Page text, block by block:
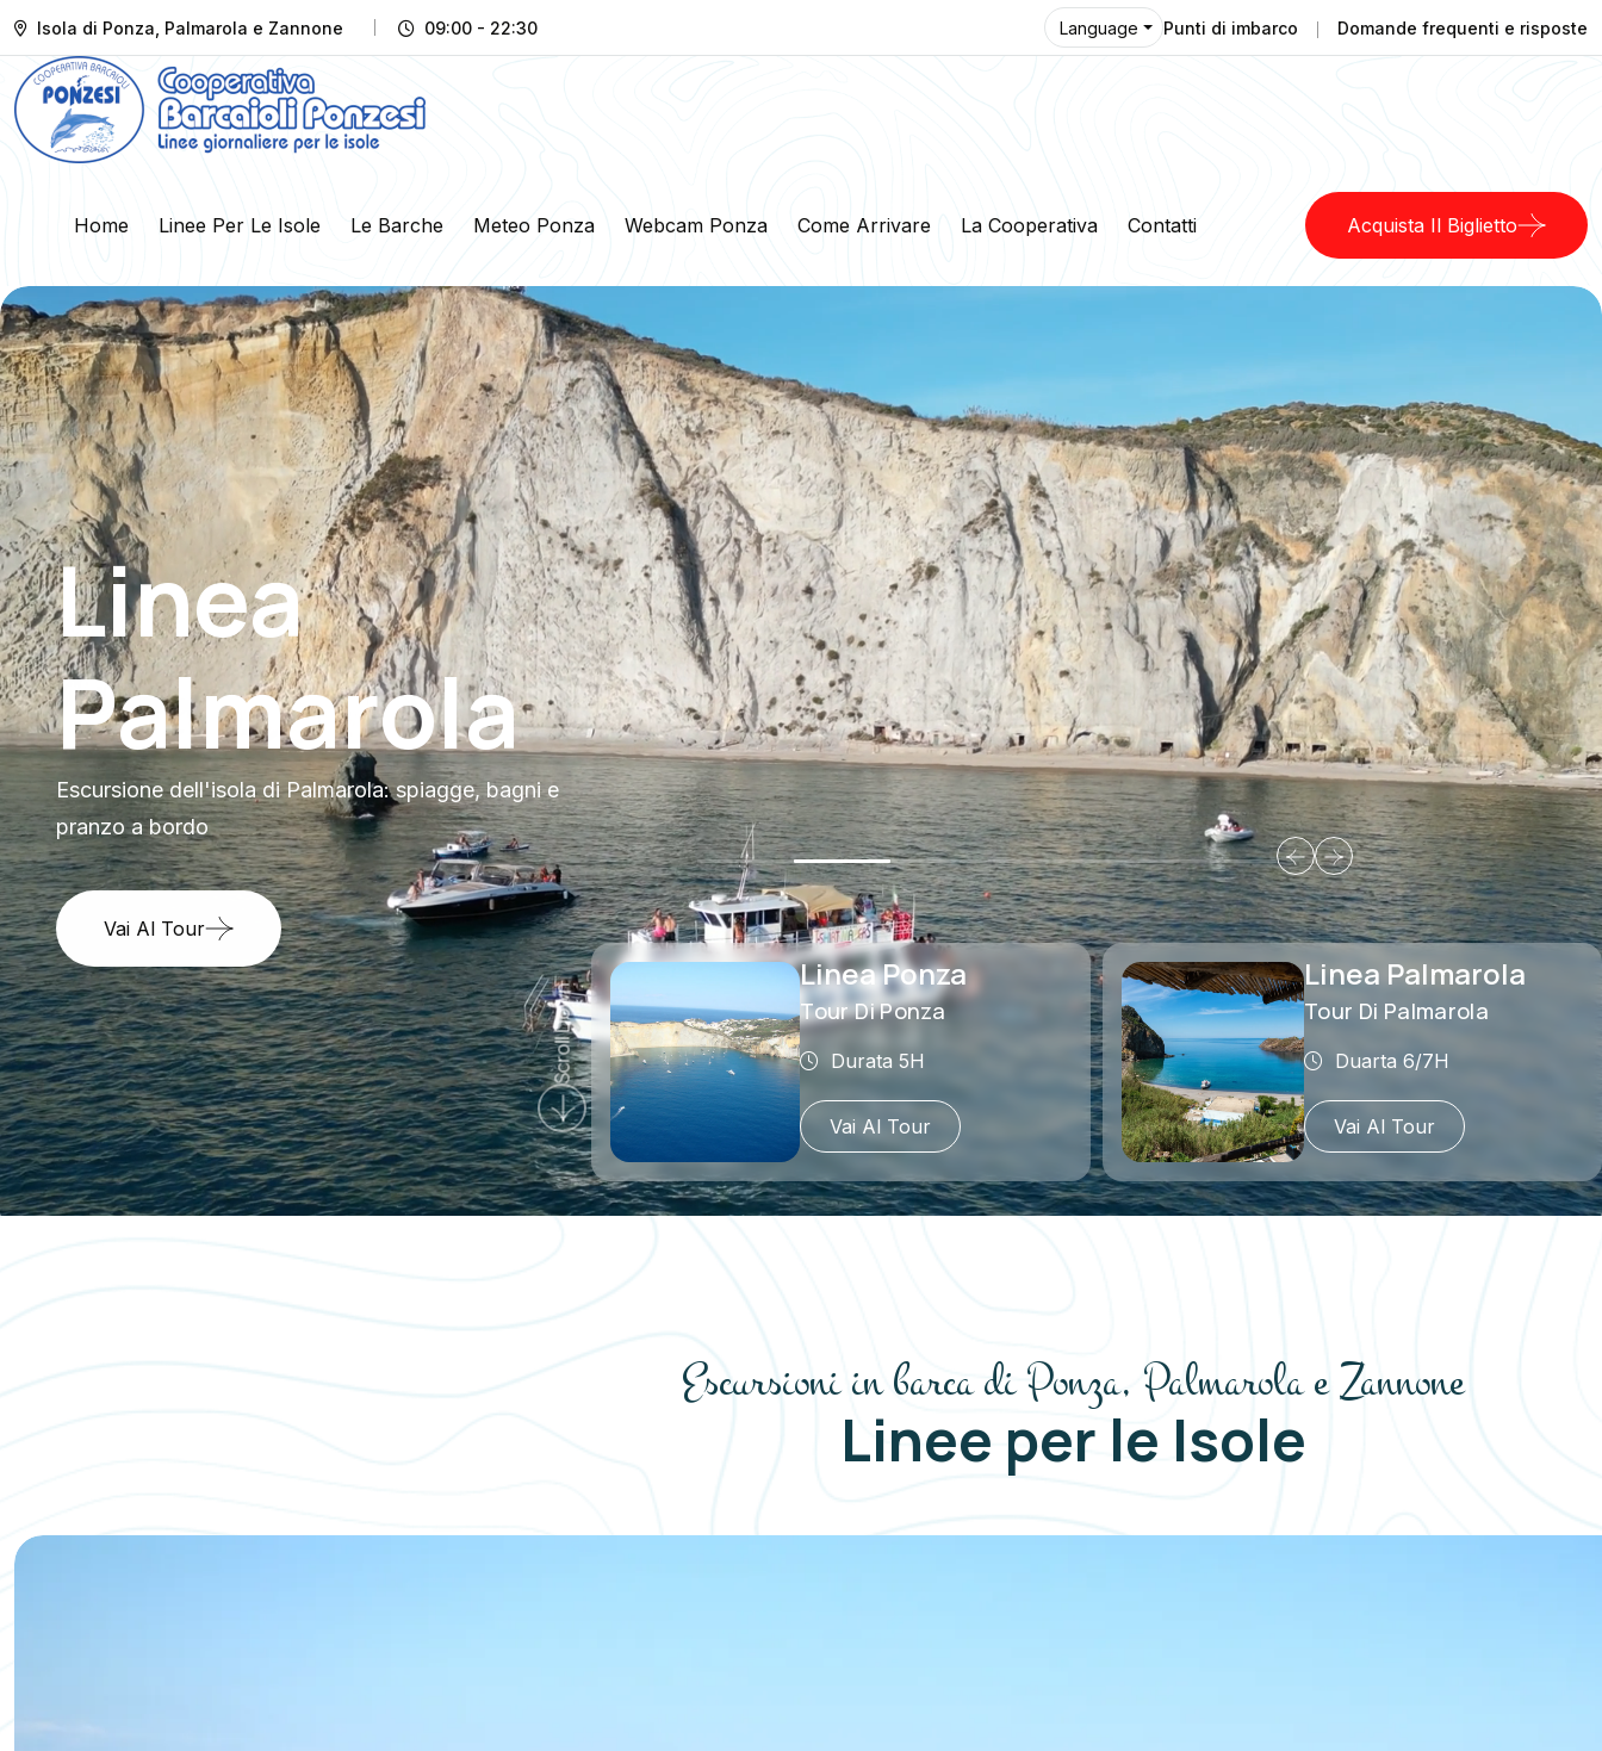
Isola di Ponza, Palmarola e Zannone 09:00 - 22:30 Language Punti di imbarco Domande frequenti e risposte
Home Linee Per Le Isole Le Barche Meteo Ponza Webcam Ponza Come Arrivare La Cooperativa Contatti Acquista Il Biglietto
Linea
doppia
Escursione in barca di Ponza e Palmarola: doppia
escursione con pranzo incluso
Vai Al Tour
Linea Palmarola
Tour Di Palmarola
Duarta 6/7H
Vai Al Tour
Linea Doppia
Tour Di Ponza E Palmarola
Durata 6/7H
Vai Al Tour
Linea Zannone
Tour Di Zannone
Durata 6/7H
Vai Al Tour
Scroll Down
Escursioni in barca di Ponza, Palmarola e Zannone
Linee per le Isole